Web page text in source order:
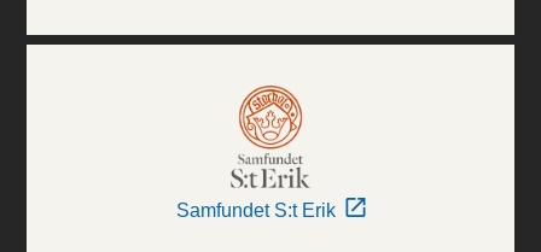
Samfundet S:t Erik